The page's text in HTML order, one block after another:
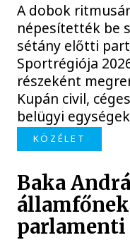
A dobok
népesítették be
sétány előtti
Sportrégiója
részeként
Kupán civil,
belügyi
KÖZÉLET
Baka